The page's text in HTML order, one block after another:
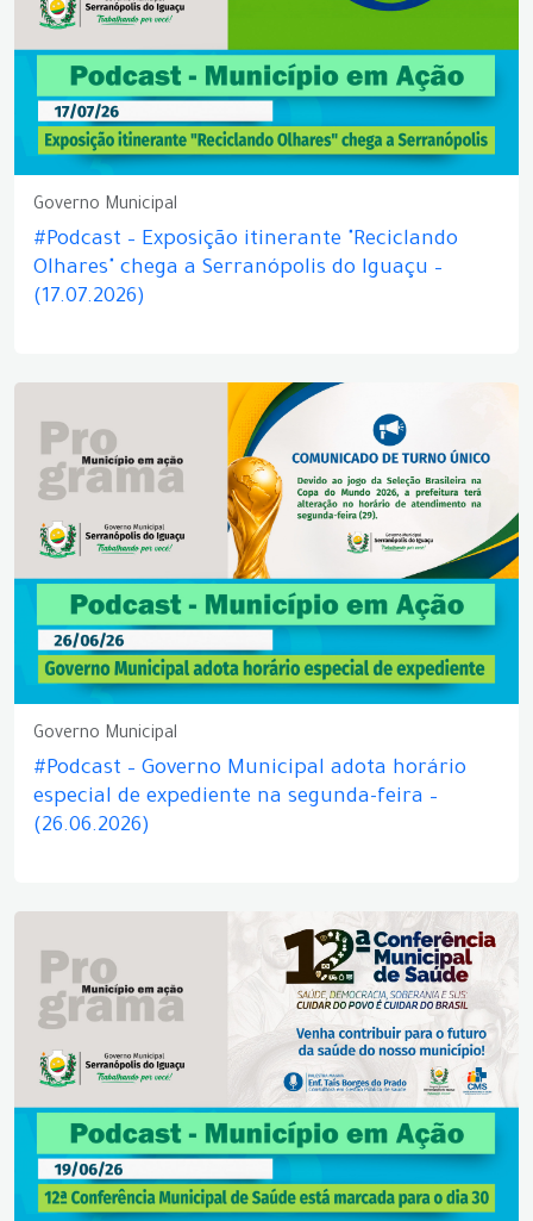
Governo Municipal
#Podcast – Exposição itinerante "Reciclando
Olhares" chega a Serranópolis do Iguaçu –
(17.07.2026)
Governo Municipal
#Podcast – Governo Municipal adota horário
especial de expediente na segunda-feira –
(26.06.2026)